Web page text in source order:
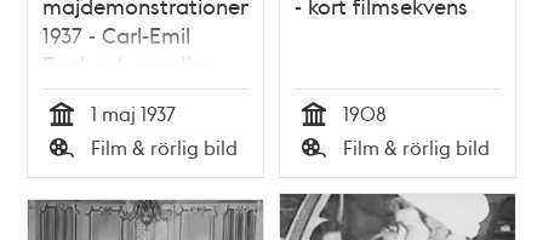
1937 - Carl-Emil
Englunds samling
Tid
1 maj 1937
Typ
Film & rörlig bild Tid
1908
Typ
Film & rörlig bild